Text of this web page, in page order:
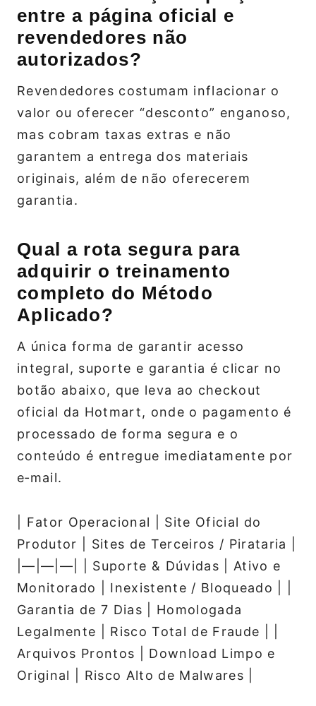
entre a página oficial e
revendedores não
autorizados?
Revendedores costumam inflacionar o
valor ou oferecer “desconto” enganoso,
mas cobram taxas extras e não
garantem a entrega dos materiais
originais, além de não oferecerem
garantia.
Qual a rota segura para
adquirir o treinamento
completo do Método
Aplicado?
A única forma de garantir acesso
integral, suporte e garantia é clicar no
botão abaixo, que leva ao checkout
oficial da Hotmart, onde o pagamento é
processado de forma segura e o
conteúdo é entregue imediatamente por
e‑mail.
| Fator Operacional | Site Oficial do
Produtor | Sites de Terceiros / Pirataria |
|—|—|—| | Suporte & Dúvidas | Ativo e
Monitorado | Inexistente / Bloqueado | |
Garantia de 7 Dias | Homologada
Legalmente | Risco Total de Fraude | |
Arquivos Prontos | Download Limpo e
Original | Risco Alto de Malwares |